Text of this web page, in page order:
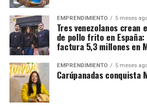
EMPRENDIMIENTO 5 meses
Tres venezolanos crean
de pollo frito en
factura 5,3 millones en
EMPRENDIMIENTO 5 meses
Carúpanadas conquista